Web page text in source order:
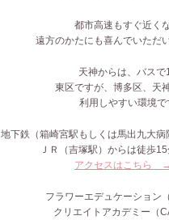
都市高速もすぐ近く
遠方のかたにも喜んでいただ
天神からは、バスで
東区ですが、博多区、天
利用しやすい環境で
地下鉄（箱崎宮駅もしくは馬出九大
ＪＲ（吉塚駅）からは徒歩15
アクセスはこち
フラワーエデュケーション
クリエイトアカデミー（